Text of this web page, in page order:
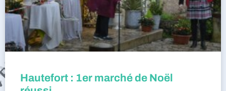
Hautefort : 1er marché de Noël